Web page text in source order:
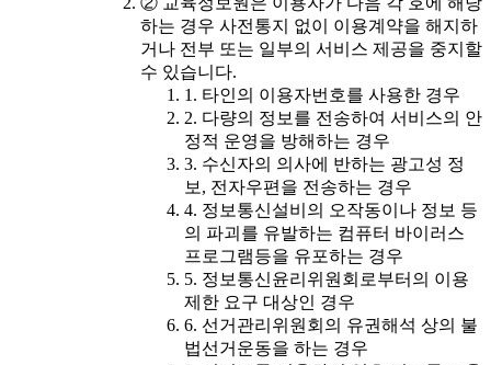
하는 경우 사전통지 없이 이용계약을 해지하
거나 전부 또는 일부의 서비스 제공을 중지할
수 있습니다.
1. 타인의 이용자번호를 사용한 경우
2. 다량의 정보를 전송하여 서비스의 안
정적 운영을 방해하는 경우
3. 수신자의 의사에 반하는 광고성 정
보, 전자우편을 전송하는 경우
4. 정보통신설비의 오작동이나 정보 등
의 파괴를 유발하는 컴퓨터 바이러스
프로그램등을 유포하는 경우
5. 정보통신윤리위원회로부터의 이용
제한 요구 대상인 경우
6. 선거관리위원회의 유권해석 상의 불
법선거운동을 하는 경우